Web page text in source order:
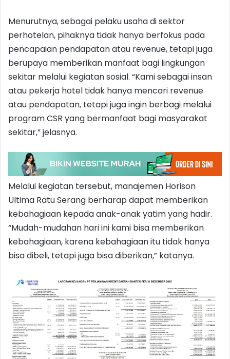
Menurutnya, sebagai pelaku usaha di sektor
perhotelan, pihaknya tidak hanya berfokus pada
pencapaian pendapatan atau revenue, tetapi juga
berupaya memberikan manfaat bagi lingkungan
sekitar melalui kegiatan sosial. “Kami sebagai insan
atau pekerja hotel tidak hanya mencari revenue
atau pendapatan, tetapi juga ingin berbagi melalui
program CSR yang bermanfaat bagi masyarakat
sekitar,” jelasnya.
Melalui kegiatan tersebut, manajemen Horison
Ultima Ratu Serang berharap dapat memberikan
kebahagiaan kepada anak-anak yatim yang hadir.
“Mudah-mudahan hari ini kami bisa memberikan
kebahagiaan, karena kebahagiaan itu tidak hanya
bisa dibeli, tetapi juga bisa diberikan,” katanya.